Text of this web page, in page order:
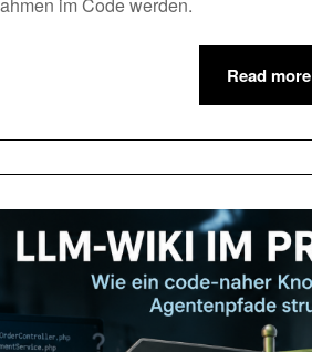
Read more